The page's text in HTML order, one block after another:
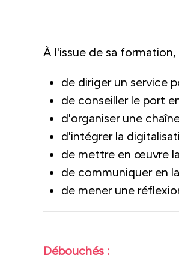
À l'issue de sa
de diriger un service
de conseiller le port
d'organiser une
d'intégrer la
de mettre en œuvre
de communiquer en
de mener une
Débouchés :